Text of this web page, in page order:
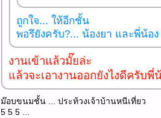
ถูกใจ... ให้อีกชั้น
พอรึยังครับ?... น้องยา และพี่น้อง
งานเข้าแล้วมั๊ยล่ะ
แล้วจะเอางานออกยังไงดีครับพี่
ม๊อบขนมชั้น ... ประท้วงเจ้าบ้านหนีเที่ยว
5 5 5 ...